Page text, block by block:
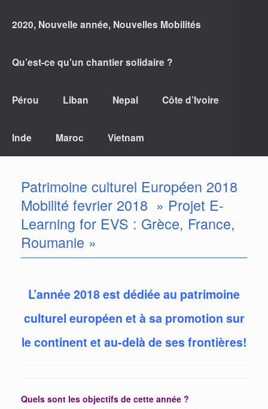
2020, Nouvelle année, Nouvelles Mobilités
Qu’est-ce qu’un chantier solidaire ?
Pérou Liban Nepal Côte d’Ivoire
Inde Maroc Vietnam
Patrimoine culturel Européen 2018
Mobilité fevrier 2018 » Projet E-
Learning for EVS : Grèce, France,
Roumanie »
L’année 2018 est dédiée au patrimoine
culturel européen et à sa promotion sur
le continent et au-delà de ses frontières!
Quels sont les objectifs de cette année ?